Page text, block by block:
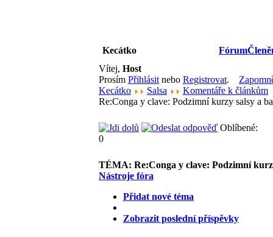
Kecátko Fórum
Vítej, Host
Prosím Přihlásit nebo Registrovat.
Kecátko
Salsa
Komentáře k článkům
Re:Conga y clave: Podzimní kurzy salsy a
Oblíbené:
0
TÉMA: Re:Conga y clave: Podzimní
Nástroje fóra
Přidat nové téma
Zobrazit poslední příspěvky